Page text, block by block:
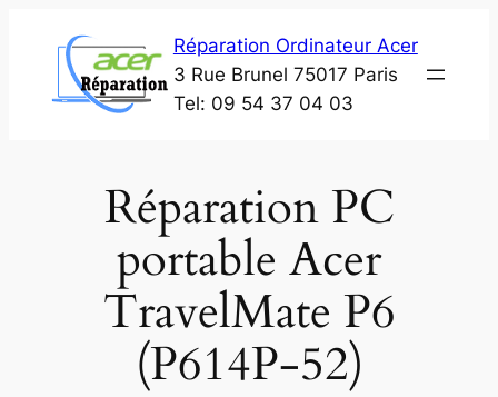
contenu
Réparation Ordinateur Acer
3 Rue Brunel 75017 Paris
Tel: 09 54 37 04 03
Réparation PC
portable Acer
TravelMate P6
(P614P-52)